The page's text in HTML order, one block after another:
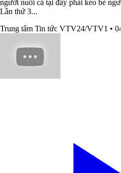
người nuôi cá tại đây phải kéo bè
Lần thứ 3...
Trung tâm Tin tức VTV24/VTV1 •